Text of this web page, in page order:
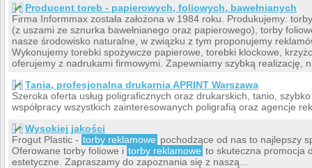
Producent toreb - papierowych, foliowych, bawełnianych
Firma Informmax została założona w 1984 roku. Produkujemy:
(z uszami ze sznurka bawełnianego oraz papierowego), torby
nasze środowisko naturalne, w związku z tym proponujemy
Wykonujemy torebki spożywcze papierowe, torebki klockowe,
oferujemy z nadrukami firmowymi. Zapewniamy szybką realizację,
Tania, profesjonalna drukarnia APRINT Warszawa
Szeroka oferta usług poligraficznych oraz drukarskich, tanio,
współpracy wszystkich zainteresowanych poligrafią oraz agencje
Wysokiej jakości
Frogut Plastic - torby reklamowe pochodzące od nas to najlepszy
Oferowane torby foliowe i torby reklamowe to skuteczna promocja
estetyczne. Zapraszamy do zapoznania się z naszą...